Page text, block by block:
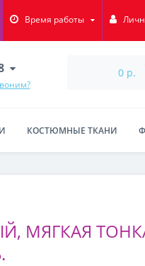
Время работы
0 р.
КОСТЮМНЫЕ ТКАНИ
МЯГКАЯ